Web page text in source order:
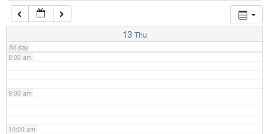
13 Thu
All-day
7:00 am
8:00 am
9:00 am
10:00 am